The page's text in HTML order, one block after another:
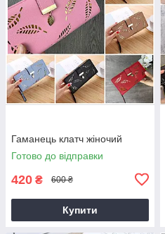
Гаманець клатч жіночий
Готово до відправки
420 ₴ 600 ₴
Купити